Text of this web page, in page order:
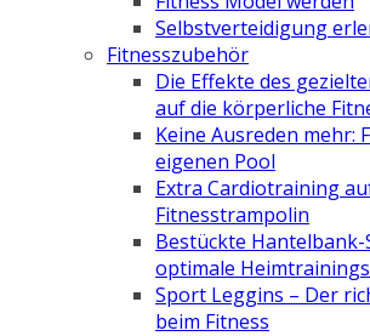
Selbstverteidigung
Fitnesszubehör
Die Effekte des
auf die körperliche
Keine Ausreden mehr:
eigenen Pool
Extra Cardiotraining
Fitnesstrampolin
Bestückte Hantelbank-
optimale
Sport Leggins – Der
beim Fitness